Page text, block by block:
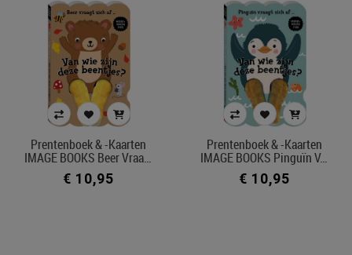
Prentenboek & -kaarten
IMAGE BOOKS Beer Vraa…
€ 10,95
Prentenboek & -kaarten
IMAGE BOOKS Pinguïn V…
€ 10,95